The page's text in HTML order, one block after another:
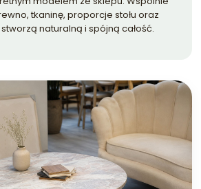
tkaninę, proporcje stołu oraz
stworzą naturalną i spójną całość.